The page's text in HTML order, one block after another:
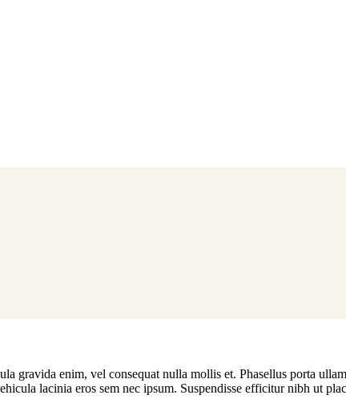
gravida enim, vel consequat nulla mollis et. Phasellus porta
lacinia eros sem nec ipsum. Suspendisse efficitur nibh ut